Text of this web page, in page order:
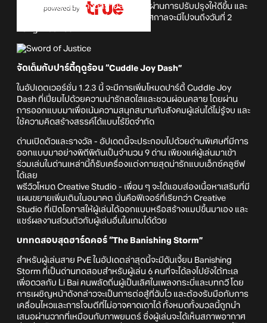
จนอีเวนต์แจกของรางวัลรายสัปดาห์ที่ผ่านการปรับปรุงให้ดีขึ้น และ
ชุดสวย ๆ ธีมรับหน้าร้อนอีกด้วย ซึ่งเทศกาลจะมีไปจนถึงวันที่ 2
จัดเต็มกับปาร์ตี้ฤดูร้อน “Cuddle Joy Dash”
ในอัปเดตเวอร์ชั่น 1.2.3 นี้ จะมีการเพิ่มโหมดปาร์ตี้ Cuddle Joy
Dash ที่เปี่ยมไปด้วยความน่ารักสดใสและชวนผ่อนคลาย โดยผ่าน
การออกแบบมาเพื่อเน้นความสนุกสนานกับสังคมผู้เล่นได้ไม่รู้จบ และ
ใช้ความคิดสร้างสรรค์ได้แบบไร้ขีดจำกัด
ด่านเปิดตัวและรางวัล - อัปเดตนี้จะประกอบไปด้วยด่านพิเศษที่มีการ
ออกแบบมาอย่างพิถีพิถันเป็นจำนวน 9 ด่าน เพียงแค่ผู้เล่นมาเข้า
ร่วมเล่นในด่านเหล่านี้ก็รับเครื่องแต่งกายสุดน่ารักแบบเอ็กซ์คลูซีฟ
ได้เลย
พรีวิวโหมด Creative Studio - เพื่อน ๆ จะได้แอบส่องเนื้อหาเสริมที่มี
แผนขยายเพิ่มเติมในอนาคต นั่นคือฟีเจอร์ที่เรียกว่า Creative
Studio ที่เปิดโอกาสให้ผู้เล่นได้ออกแบบหรือสร้างแมปขึ้นมาเอง และ
แชร์ผลงานส่วนตัวกับผู้เล่นอื่นในเกมได้ด้วย
บททดสอบสุดฮาร์ดคอร์ “The Banishing Storm”
สำหรับผู้เล่นสาย PvE ในอัปเดตล่าสุดนี้จะมีดันเจี้ยน Banishing
Storm ที่เป็นด่านทดสอบสำหรับผู้เล่น 6 คนที่จะได้ลงไปยังใต้ทะเล
เพื่อดวลกับ Li Bai คนพลัดถิ่นผู้เป็นเลิศในเพลงกระบี่และบทกวี โดย
การเผชิญหน้าดังกล่าวจะเป็นการต่อสู้ที่ฉับไว และต้องรับมือกับการ
เคลื่อนไหวและการโจมตีที่ไม่อาจคาดเดาได้ ทั้งหมดทั้งมวลนี้ถูกนำ
เสนอผ่านฉากที่เหมือนกับภาพยนตร์ ซึ่งผู้เล่นจะได้เห็นสภาพอากาศ